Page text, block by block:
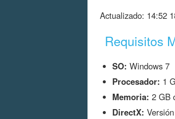
Actualizado: 14:52
Requisitos
SO: Windows 7
Procesador: 1
Memoria: 2 GB
DirectX: